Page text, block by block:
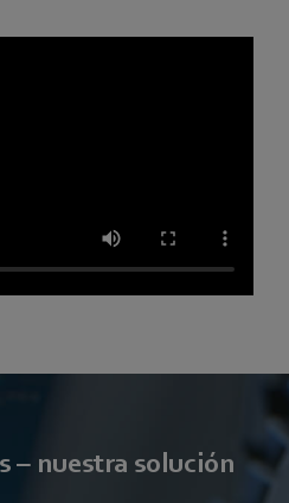
– nuestra solución